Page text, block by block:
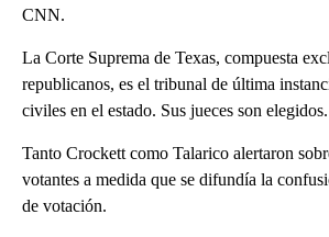
CNN.
La Corte Suprema de Texas, compuesta
republicanos, es el tribunal de última
civiles en el estado. Sus jueces son elegidos.
Tanto Crockett como Talarico alertaron
votantes a medida que se difundía la
de votación.